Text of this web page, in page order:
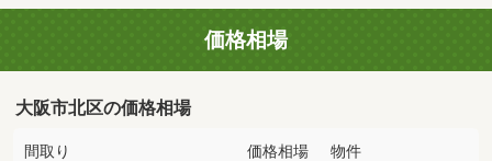
価格相場
大阪市北区の価格相場
間取り 価格相場 物件